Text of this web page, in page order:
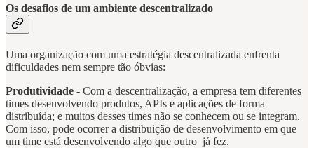
Os desafios de um ambiente descentralizado
Uma organização com uma estratégia descentralizada enfrenta
dificuldades nem sempre tão óbvias:
Produtividade - Com a descentralização, a empresa tem diferentes
times desenvolvendo produtos, APIs e aplicações de forma
distribuída; e muitos desses times não se conhecem ou se integram.
Com isso, pode ocorrer a distribuição de desenvolvimento em que
um time está desenvolvendo algo que outro já fez.